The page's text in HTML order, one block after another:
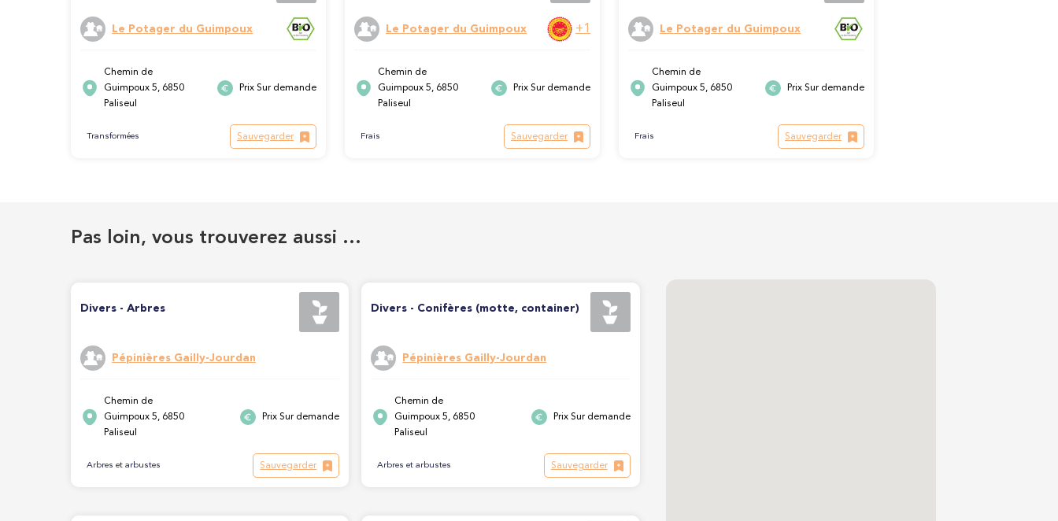
Le Potager du Guimpoux
Chemin de
Guimpoux 5, 6850
Paliseul
Prix Sur demande
Transformées Sauvegarder
Le Potager du Guimpoux +1
Chemin de
Guimpoux 5, 6850
Paliseul
Prix Sur demande
Frais Sauvegarder
Le Potager du Guimpoux
Chemin de
Guimpoux 5, 6850
Paliseul
Prix Sur demande
Frais Sauvegarder
Pas loin, vous trouverez aussi …
Divers - Arbres
Pépinières Gailly-Jourdan
Chemin de
Guimpoux 5, 6850
Paliseul
Prix Sur demande
Arbres et arbustes Sauvegarder
Divers - Conifères (motte, container)
Pépinières Gailly-Jourdan
Chemin de
Guimpoux 5, 6850
Paliseul
Prix Sur demande
Arbres et arbustes Sauvegarder